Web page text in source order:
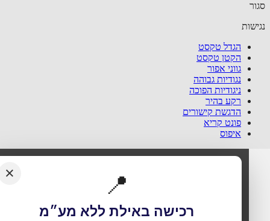
הגדל טקסט
הקטן טקסט
גווני אפור
נגודיות גבוהה
ניגודיות הפוכה
רקע בהיר
הדגשת קישורים
פונט קריא
איפוס
📍
רכישה באילת ללא מע״מ